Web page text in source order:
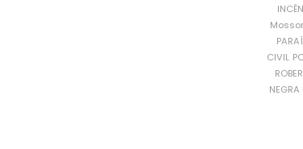
CIVIL
NEGRA